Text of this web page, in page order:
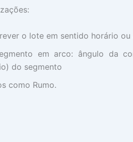
o lote em sentido horário
em arco: ângulo da
do segmento
como Rumo.